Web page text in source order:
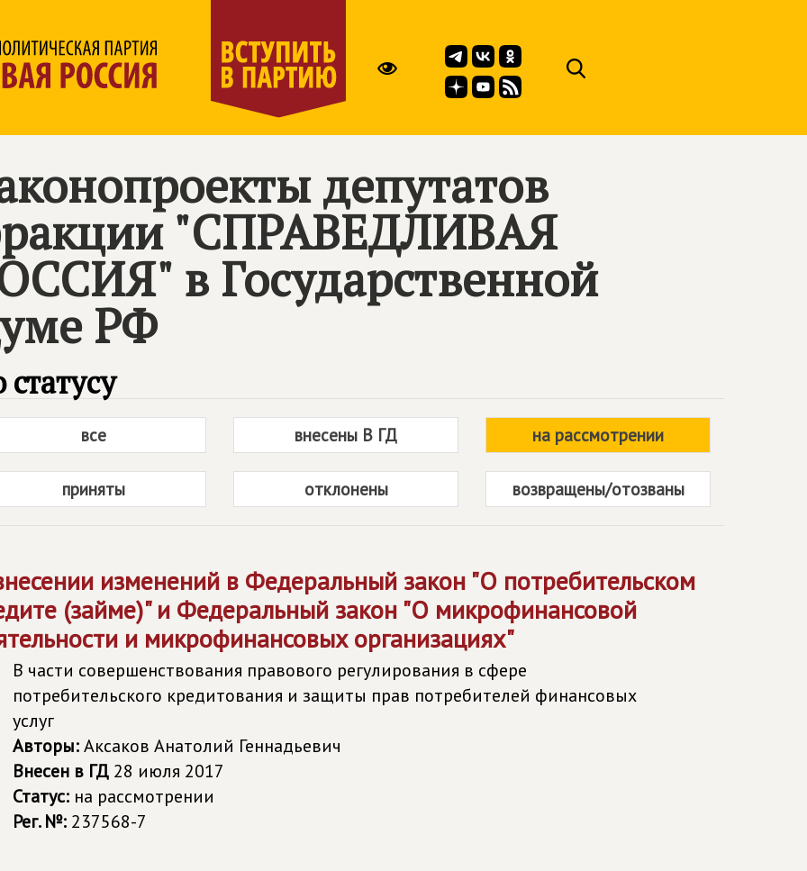
депутатов
"СПРАВЕДЛИВАЯ
в Государственной
РФ
все внесены В ГД на рассмотрении
приняты отклонены возвращены/отозваны
изменений в Федеральный закон "О потребительском
(займе)" и Федеральный закон "О микрофинансовой
и микрофинансовых организациях"
В части совершенствования правового регулирования в сфере
потребительского кредитования и защиты прав потребителей финансовых
услуг
Авторы:Аксаков Анатолий Геннадьевич
Внесен в ГД 28 июля 2017
Статус: на рассмотрении
Рег. №: 237568-7